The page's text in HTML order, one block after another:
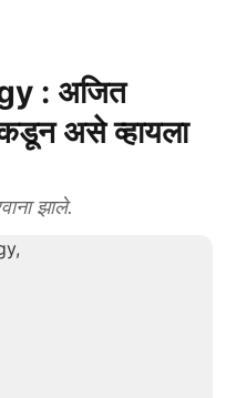
: अजित
असे व्हायला
झाले.